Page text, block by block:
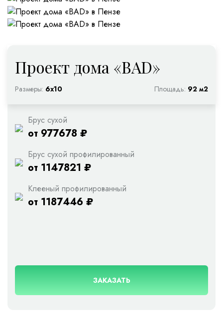
Проект дома «BAD»
Размеры: 6х10 Площадь: 92 м2
Брус сухой
от 977678 ₽
Брус сухой профилированный
от 1147821 ₽
Клееный профилированный
от 1187446 ₽
ЗАКАЗАТЬ